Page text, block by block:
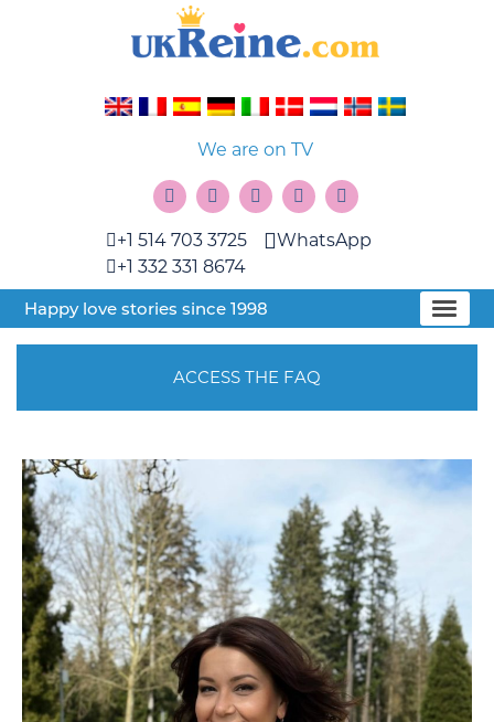
We are on TV
+1 514 703 3725
+1 332 331 8674
WhatsApp
Happy love stories since 1998
ACCESS THE FAQ